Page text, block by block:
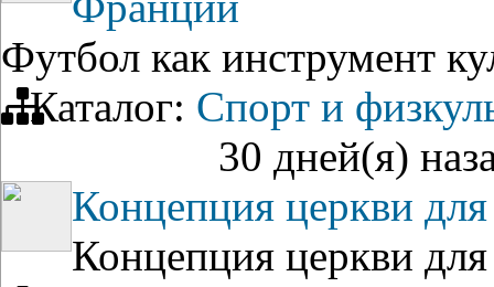
Футбол как инструмент
Каталог: Спорт и
30 дней(я)
Концепция церкви
Концепция церкви